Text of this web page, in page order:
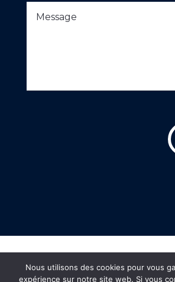
Nous utilisons des cookies pour vous
expérience sur notre site web. Si vous